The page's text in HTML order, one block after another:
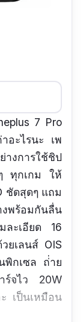
7 Pro
อะไรนะ เพ
งการใช้ชิป
ทุกเกม ให้
ชัดสุดๆ แถม
พร้อมกันลื่น
ละเอียด 16
ยเลนส์ OIS
พิกเซล ถ่่าย
ร์จไว 20W
เป็นเหมือน